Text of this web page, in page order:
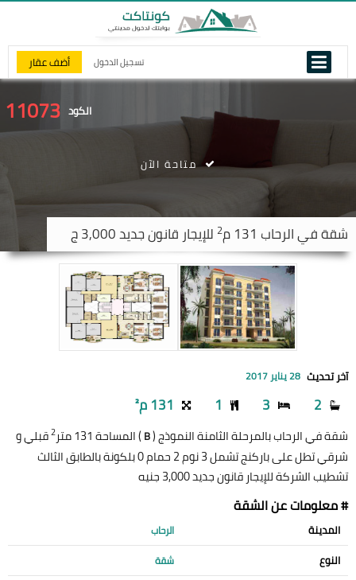
تسجيل الدخول أضف عقار
الكود 11073
شقة فيالرحاب 2 للإيجار قانون جديد 3,000 ج
متاحة الآن
آخر تحديث 28 يناير 2017
2
3
1 131 م²
شقة في الرحاب بالمرحلة الثامنة النموذج (B) المساحة 131 متر 2قبلي و
شرقي تطل على باركنج تشمل 3 نوم 2 حمام 0 بلكونة بالطابق الثالث
تشطيب الشركة للإيجار قانون جديد 3,000 جنيه
# معلومات عن الشقة
المدينة الرحاب
النوع شقة